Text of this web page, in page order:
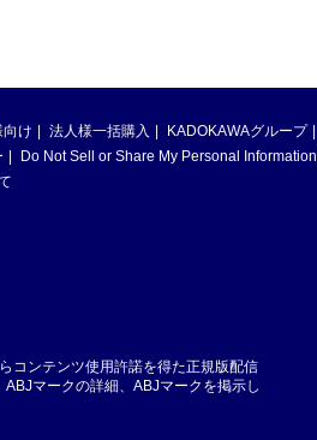
向け 法人様一括購入
KADOKAWAグループ
Do Not Sell or Share My Personal Information
コンテンツ使用許諾を得た正規版配信
マークの詳細、ABJマークを掲示し